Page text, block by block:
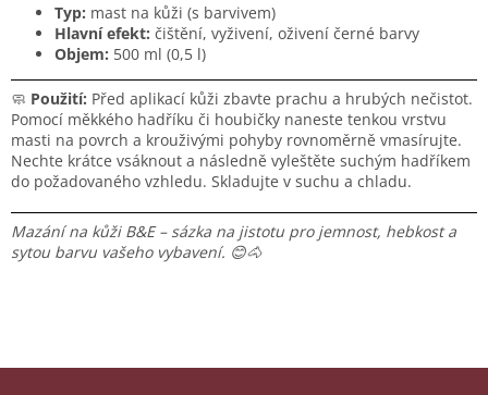
Typ: mast na kůži (s barvivem)
Hlavní efekt: čištění, vyživení, oživení černé barvy
Objem: 500 ml (0,5 l)
🧼 Použití: Před aplikací kůži zbavte prachu a hrubých nečistot.
Pomocí měkkého hadříku či houbičky naneste tenkou vrstvu
masti na povrch a krouživými pohyby rovnoměrně vmasírujte.
Nechte krátce vsáknout a následně vyleštěte suchým hadříkem
do požadovaného vzhledu. Skladujte v suchu a chladu.
Mazání na kůži B&E – sázka na jistotu pro jemnost, hebkost a
sytou barvu vašeho vybavení. 😊🐴
Z